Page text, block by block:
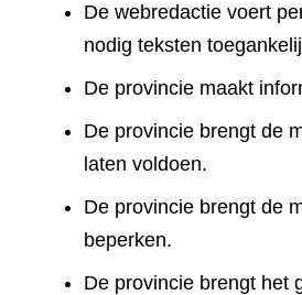
De webredactie voert
nodig teksten
De provincie maakt
De provincie brengt de
laten voldoen.
De provincie brengt de
beperken.
De provincie brengt het